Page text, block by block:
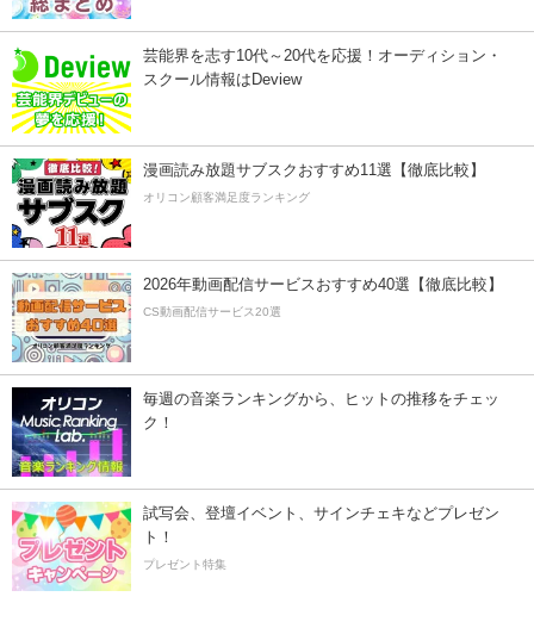
芸能界を志す10代～20代を応援！オーディション・
スクール情報はDeview
漫画読み放題サブスクおすすめ11選【徹底比較】
オリコン顧客満足度ランキング
2026年動画配信サービスおすすめ40選【徹底比較】
CS動画配信サービス20選
毎週の音楽ランキングから、ヒットの推移をチェッ
ク！
試写会、登壇イベント、サインチェキなどプレゼン
ト！
プレゼント特集